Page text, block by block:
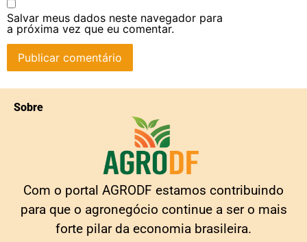
Salvar meus dados neste navegador para
a próxima vez que eu comentar.
Sobre
Com o portal AGRODF estamos contribuindo
para que o agronegócio continue a ser o mais
forte pilar da economia brasileira.